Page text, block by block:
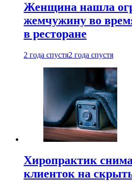
Женщина нашла
жемчужину во
в ресторане
2 года спустя2 года спустя
Хиропрактик
клиенток на